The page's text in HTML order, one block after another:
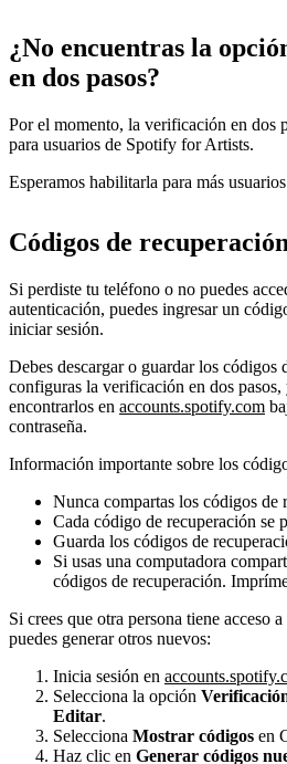
¿No encuentras la
en dos pasos?
Por el momento, la verificación en dos
para usuarios de Spotify for Artists.
Esperamos habilitarla para más
Códigos de recuperación
Si perdiste tu teléfono o no puedes
autenticación, puedes ingresar un
iniciar sesión.
Debes descargar o guardar los códigos
configuras la verificación en dos pasos,
encontrarlos en accounts.spotify.com
contraseña.
Información importante sobre los
Nunca compartas los códigos de
Cada código de recuperación se
Guarda los códigos de
Si usas una computadora
códigos de recuperación.
Si crees que otra persona tiene acceso
puedes generar otros nuevos:
Inicia sesión en
Selecciona la opción
Editar.
Selecciona Mostrar códigos en
Haz clic en Generar códigos